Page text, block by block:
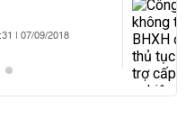
| 07/09/2018